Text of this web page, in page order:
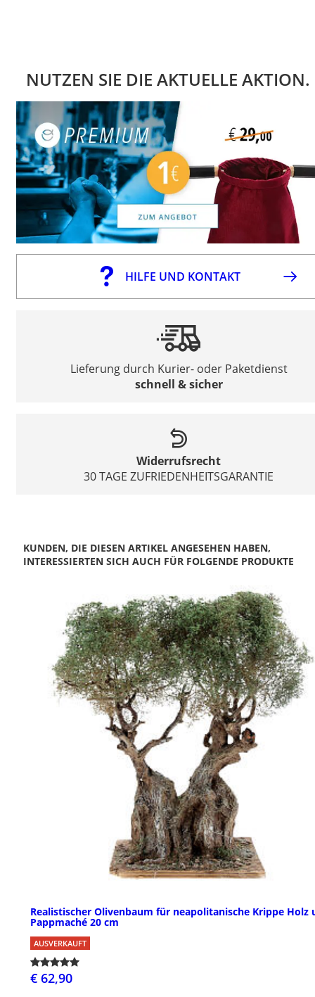
NUTZEN SIE DIE AKTUELLE AKTION.
HILFE UND KONTAKT
Lieferung durch Kurier- oder Paketdienst
schnell & sicher
Widerrufsrecht
30 TAGE ZUFRIEDENHEITSGARANTIE
KUNDEN, DIE DIESEN ARTIKEL ANGESEHEN HABEN,
INTERESSIERTEN SICH AUCH FÜR FOLGENDE PRODUKTE
Realistischer Olivenbaum für neapolitanische Krippe Holz
Pappmaché 20 cm
AUSVERKAUFT
€ 62,90